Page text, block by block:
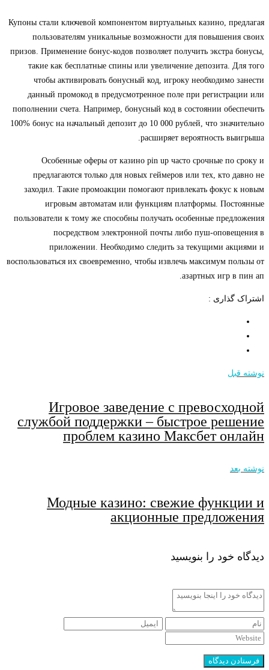
Купоны стали ключевой компонентом виртуальных казино, предлагая
пользователям уникальные возможности для повышения своих
призов. Применение бонус-кодов позволяет получить экстра бонусы,
такие как бесплатные спины или увеличение депозита. Для того
чтобы активировать бонусный код, игроку необходимо занести
данный промокод в предусмотренное поле при регистрации или
пополнении счета. Например, бонусный код в состоянии обеспечить
100% бонус на начальный депозит до 10 000 рублей, что значительно
расширяет вероятность выигрыша.
Особенные оферы от казино pin up часто срочные по сроку и
предлагаются только для новых геймеров или тех, кто давно не
заходил. Такие промоакции помогают привлекать фокус к новым
игровым автоматам или функциям платформы. Постоянные
пользователи к тому же способны получать особенные предложения
посредством электронной почты либо пуш-оповещения в
приложении. Необходимо следить за текущими акциями и
воспользоваться их своевременно, чтобы извлечь максимум пользы от
азартных игр в пин ап.
اشتراک گذاری :
نوشته قبل
Игровое заведение с превосходной
службой поддержки – быстрое решение
проблем казино Максбет онлайн
نوشته بعد
Модные казино: свежие функции и
акционные предложения
دیدگاه خود را بنویسید